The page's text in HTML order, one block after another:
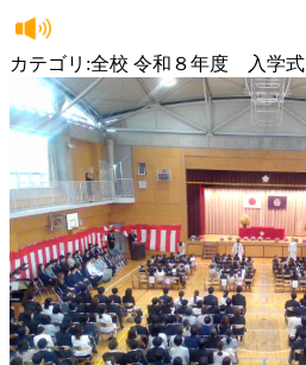
カテゴリ:全校 令和８年度 入学式